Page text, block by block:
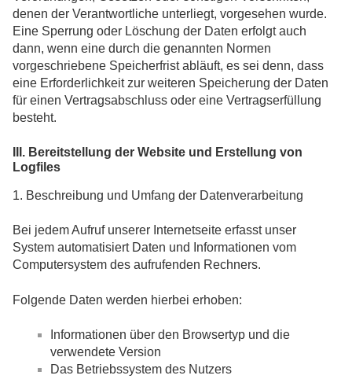
denen der Verantwortliche unterliegt, vorgesehen wurde.
Eine Sperrung oder Löschung der Daten erfolgt auch
dann, wenn eine durch die genannten Normen
vorgeschriebene Speicherfrist abläuft, es sei denn, dass
eine Erforderlichkeit zur weiteren Speicherung der Daten
für einen Vertragsabschluss oder eine Vertragserfüllung
besteht.
III. Bereitstellung der Website und Erstellung von
Logfiles
1. Beschreibung und Umfang der Datenverarbeitung
Bei jedem Aufruf unserer Internetseite erfasst unser
System automatisiert Daten und Informationen vom
Computersystem des aufrufenden Rechners.
Folgende Daten werden hierbei erhoben:
Informationen über den Browsertyp und die
verwendete Version
Das Betriebssystem des Nutzers